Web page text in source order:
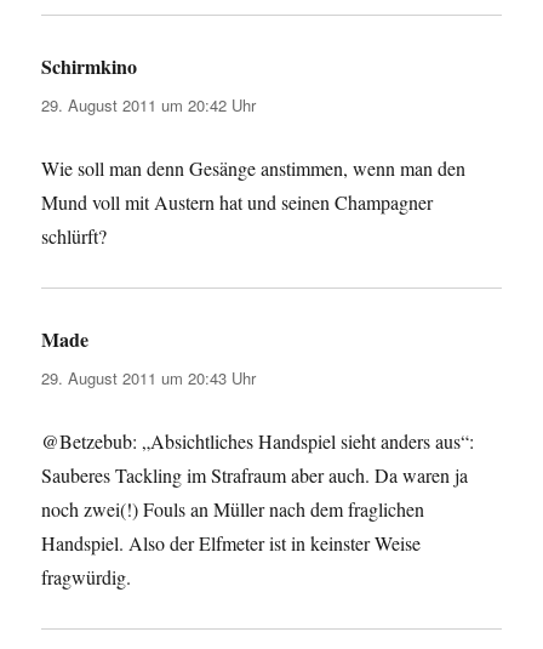
Schirmkino
29. August 2011 um 20:42 Uhr
Wie soll man denn Gesänge anstimmen, wenn man den
Mund voll mit Austern hat und seinen Champagner
schlürft?
Made
29. August 2011 um 20:43 Uhr
@Betzebub: „Absichtliches Handspiel sieht anders aus“:
Sauberes Tackling im Strafraum aber auch. Da waren ja
noch zwei(!) Fouls an Müller nach dem fraglichen
Handspiel. Also der Elfmeter ist in keinster Weise
fragwürdig.